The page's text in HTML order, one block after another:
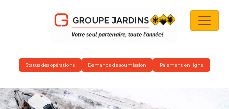
Status des opérations Demande de soumission Paiement en ligne